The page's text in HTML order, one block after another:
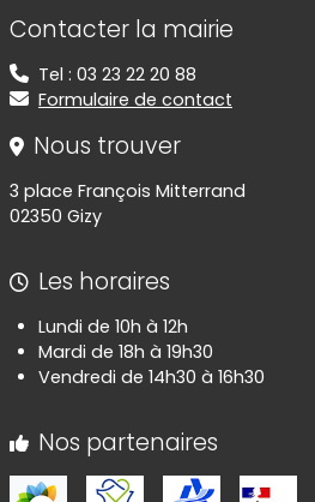
Informations de contact
Contacter la mairie
Tel : 03 23 22 20 88
Formulaire de contact
Nous trouver
3 place François Mitterrand
02350 Gizy
Les horaires
Lundi de 10h à 12h
Mardi de 18h à 19h30
Vendredi de 14h30 à 16h30
Nos partenaires